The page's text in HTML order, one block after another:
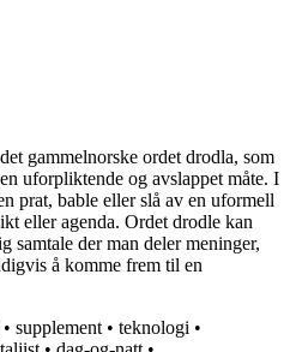
gammelnorske ordet drodla, som
uforpliktende og avslappet måte. I
prat, bable eller slå av en uformell
eller agenda. Ordet drodle kan
samtale der man deler meninger,
å komme frem til en
• supplement • teknologi •